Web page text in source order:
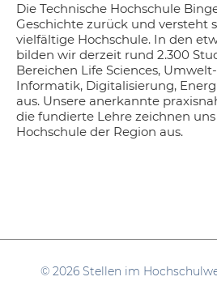
Die Technische Hochschule
Geschichte zurück und versteht
vielfältige Hochschule. In den
bilden wir derzeit rund 2.300
Bereichen Life Sciences,
Informatik, Digitalisierung,
aus. Unsere anerkannte
die fundierte Lehre zeichnen
Hochschule der Region aus.
© 2026 Stellen im